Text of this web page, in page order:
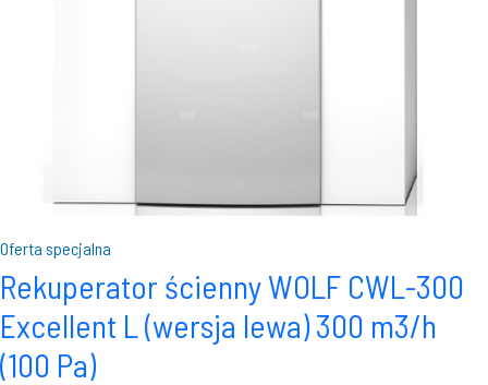
Oferta specjalna
Rekuperator ścienny WOLF CWL-300
Excellent L (wersja lewa) 300 m3/h
(100 Pa)